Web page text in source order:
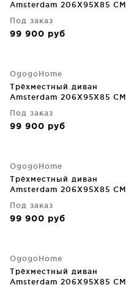
Amsterdam 206X95X85 CM
Под заказ
99 900 руб
OgogoHome
Трёхместный диван
Amsterdam 206X95X85 CM
Под заказ
99 900 руб
OgogoHome
Трёхместный диван
Amsterdam 206X95X85 CM
Под заказ
99 900 руб
OgogoHome
Трёхместный диван
Amsterdam 206X95X85 CM